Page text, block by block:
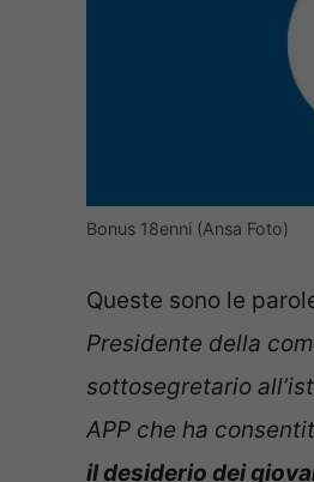
Bonus 18enni (Ansa Foto)
Queste sono le
Presidente della
sottosegretario
APP che ha
il desiderio dei